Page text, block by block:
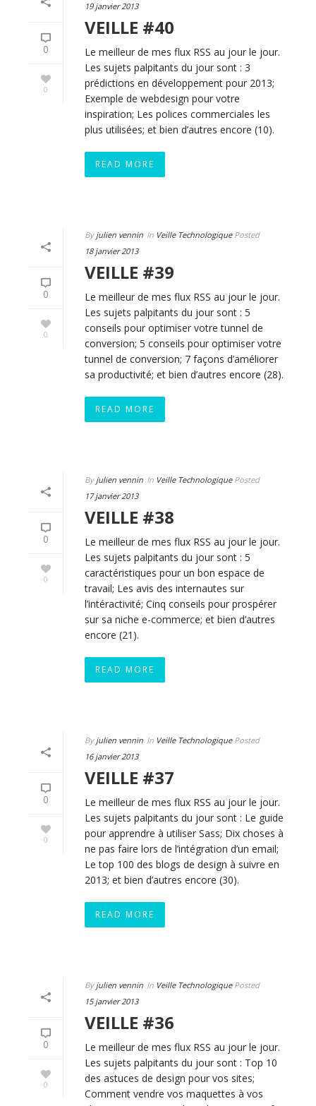
0
0
19 janvier 2013
VEILLE #40
Le meilleur de mes flux RSS au jour le jour.
Les sujets palpitants du jour sont : 3
prédictions en développement pour 2013;
Exemple de webdesign pour votre
inspiration; Les polices commerciales les
plus utilisées; et bien d’autres encore (10).
READ MORE
0
0
By julien vennin In Veille TechnologiquePosted
18 janvier 2013
VEILLE #39
Le meilleur de mes flux RSS au jour le jour.
Les sujets palpitants du jour sont : 5
conseils pour optimiser votre tunnel de
conversion; 5 conseils pour optimiser votre
tunnel de conversion; 7 façons d’améliorer
sa productivité; et bien d’autres encore (28).
READ MORE
0
0
By julien vennin In Veille TechnologiquePosted
17 janvier 2013
VEILLE #38
Le meilleur de mes flux RSS au jour le jour.
Les sujets palpitants du jour sont : 5
caractéristiques pour un bon espace de
travail; Les avis des internautes sur
l’intéractivité; Cinq conseils pour prospérer
sur sa niche e-commerce; et bien d’autres
encore (21).
READ MORE
0
0
By julien vennin In Veille TechnologiquePosted
16 janvier 2013
VEILLE #37
Le meilleur de mes flux RSS au jour le jour.
Les sujets palpitants du jour sont : Le guide
pour apprendre à utiliser Sass; Dix choses à
ne pas faire lors de l’intégration d’un email;
Le top 100 des blogs de design à suivre en
2013; et bien d’autres encore (30).
READ MORE
0
0
By julien vennin In Veille TechnologiquePosted
15 janvier 2013
VEILLE #36
Le meilleur de mes flux RSS au jour le jour.
Les sujets palpitants du jour sont : Top 10
des astuces de design pour vos sites;
Comment vendre vos maquettes à vos